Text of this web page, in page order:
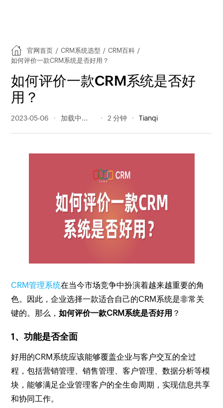
官网首页 / CRM系统选型 / CRM百科 /
如何评价一款CRM系统是否好用？
如何评价一款CRM系统是否好
用？
2023-05-06 339 阅读量 2 分钟 Tianqi
CRM管理系统在当今市场竞争中扮演着越来越重要的角
色。因此，企业选择一款适合自己的CRM系统是非常关
键的。那么，如何评价一款CRM系统是否好用 ？
1、功能是否全面
好用的CRM系统应该能够覆盖企业与客户交互的全过
程，包括营销管理、销售管理、客户管理、数据分析等模
块，能够满足企业管理客户的全生命周期，实现信息共享
和协同工作。